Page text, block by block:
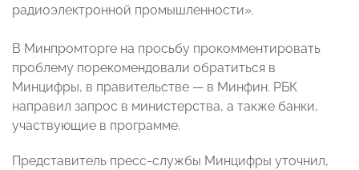
радиоэлектронной промышленности».
В Минпромторге на просьбу прокомментировать
проблему порекомендовали обратиться в
Минцифры, в правительстве — в Минфин. РБК
направил запрос в министерства, а также банки,
участвующие в программе.
Представитель пресс-службы Минцифры уточнил,